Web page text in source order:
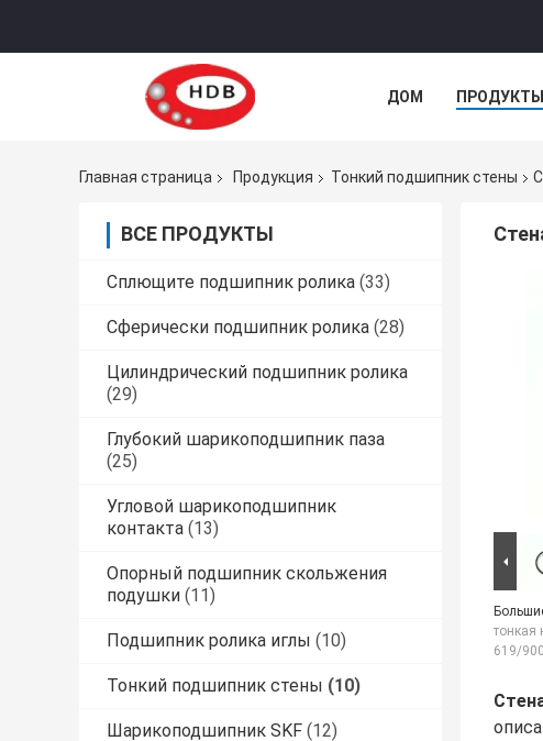
ДОМ ПРОДУКТЫ
Главная страница Продукция Тонкий подшипник стены
ВСЕ ПРОДУКТЫ
Сплющите подшипник ролика (33)
Сферически подшипник ролика (28)
Цилиндрический подшипник ролика
(29)
Глубокий шарикоподшипник паза
(25)
Угловой шарикоподшипник
контакта (13)
Опорный подшипник скольжения
подушки (11)
Подшипник ролика иглы (10)
Тонкий подшипник стены (10)
Шарикоподшипник SKF (12)
тонкая
619/